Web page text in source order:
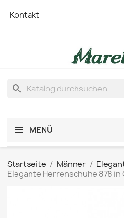
Kontakt
search
MENÜ
Startseite Männer
Elegante Herrenschuhe 878 in